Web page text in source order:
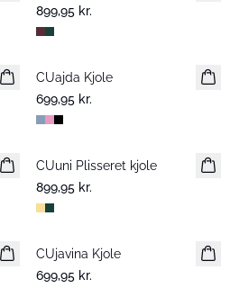
899,95 kr.
Nyhed
CUajda Kjole
699,95 kr.
Nyhed
CUuni Plisseret kjole
899,95 kr.
Nyhed
CUjavina Kjole
699,95 kr.